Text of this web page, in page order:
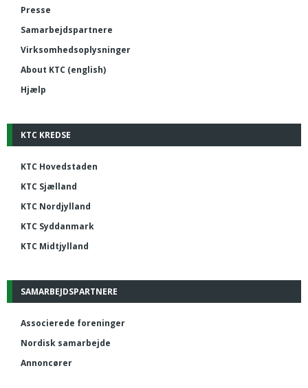
Presse
Samarbejdspartnere
Virksomhedsoplysninger
About KTC (english)
Hjælp
KTC KREDSE
KTC Hovedstaden
KTC Sjælland
KTC Nordjylland
KTC Syddanmark
KTC Midtjylland
SAMARBEJDSPARTNERE
Associerede foreninger
Nordisk samarbejde
Annoncører